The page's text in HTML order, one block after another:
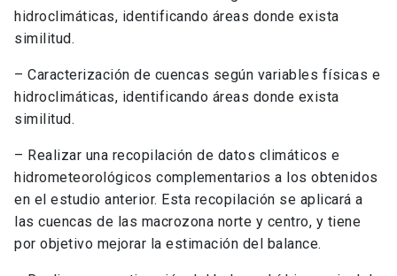
hidroclimáticas, identificando áreas donde exista
similitud.
– Caracterización de cuencas según variables físicas e
hidroclimáticas, identificando áreas donde exista
similitud.
– Realizar una recopilación de datos climáticos e
hidrometeorológicos complementarios a los obtenidos
en el estudio anterior. Esta recopilación se aplicará a
las cuencas de las macrozona norte y centro, y tiene
por objetivo mejorar la estimación del balance.